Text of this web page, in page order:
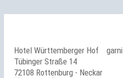
Hotel Württemberger Hof
garni
Tübinger Straße 14
72108 Rottenburg - Neckar